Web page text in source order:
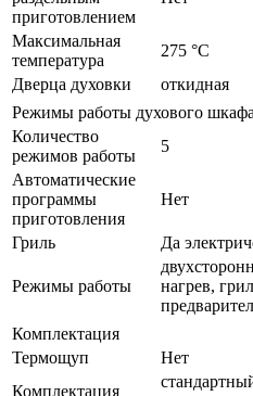
приготовлением
Максимальная
температура
275 °C
Дверца духовки
откидная
Режимы работы духового
Количество
режимов работы
5
Автоматические
программы
приготовления
Нет
Гриль Да
Режимы работы
нагрев,
Комплектация
Термощуп
Нет
Комплектация